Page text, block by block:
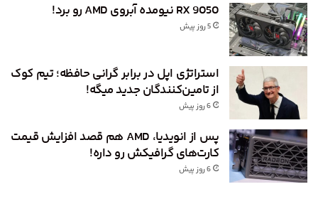
RX 9050 نیومده آبروی AMD رو برد!
5 روز پیش
استراتژی اپل در برابر گرانی حافظه؛ تیم کوک
از تامین‌کنندگان جدید میگه!
6 روز پیش
پس از انویدیا، AMD هم قصد افزایش قیمت
کارت‌های گرافیکش رو داره!
6 روز پیش